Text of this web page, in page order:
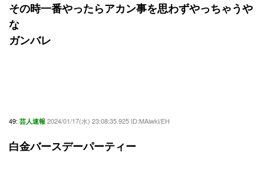
その時一番やったらアカン事を思わずやっちゃうや
な
ガンバレ
49: 芸人速報 2024/01/17(水) 23:08:35.925 ID:MAiwkl/EH
白金バースデーパーティー